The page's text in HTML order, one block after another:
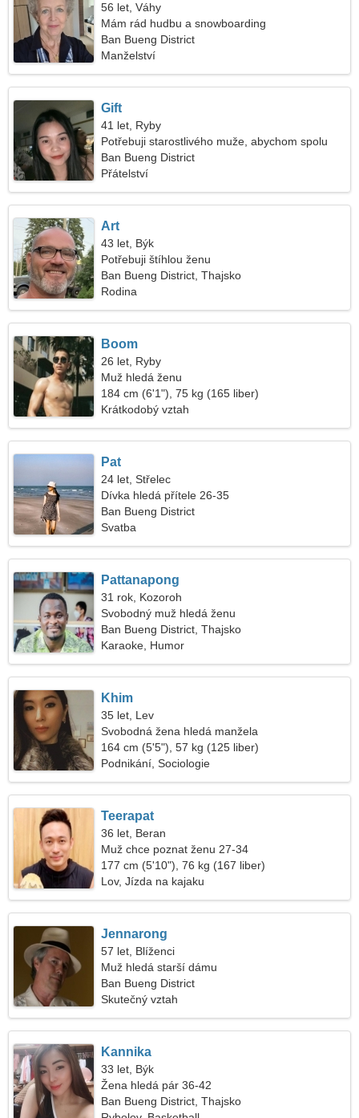
56 let, Váhy
Mám rád hudbu a snowboarding
Ban Bueng District
Manželství
Gift
41 let, Ryby
Potřebuji starostlivého muže, abychom spolu
tančili
Ban Bueng District
Přátelství
Art
43 let, Býk
Potřebuji štíhlou ženu
Ban Bueng District, Thajsko
Rodina
Boom
26 let, Ryby
Muž hledá ženu
184 cm (6'1"), 75 kg (165 liber)
Krátkodobý vztah
Pat
24 let, Střelec
Dívka hledá přítele 26-35
Ban Bueng District
Svatba
Pattanapong
31 rok, Kozoroh
Svobodný muž hledá ženu
Ban Bueng District, Thajsko
Karaoke, Humor
Khim
35 let, Lev
Svobodná žena hledá manžela
164 cm (5'5"), 57 kg (125 liber)
Podnikání, Sociologie
Teerapat
36 let, Beran
Muž chce poznat ženu 27-34
177 cm (5'10"), 76 kg (167 liber)
Lov, Jízda na kajaku
Jennarong
57 let, Blíženci
Muž hledá starší dámu
Ban Bueng District
Skutečný vztah
Kannika
33 let, Býk
Žena hledá pár 36-42
Ban Bueng District, Thajsko